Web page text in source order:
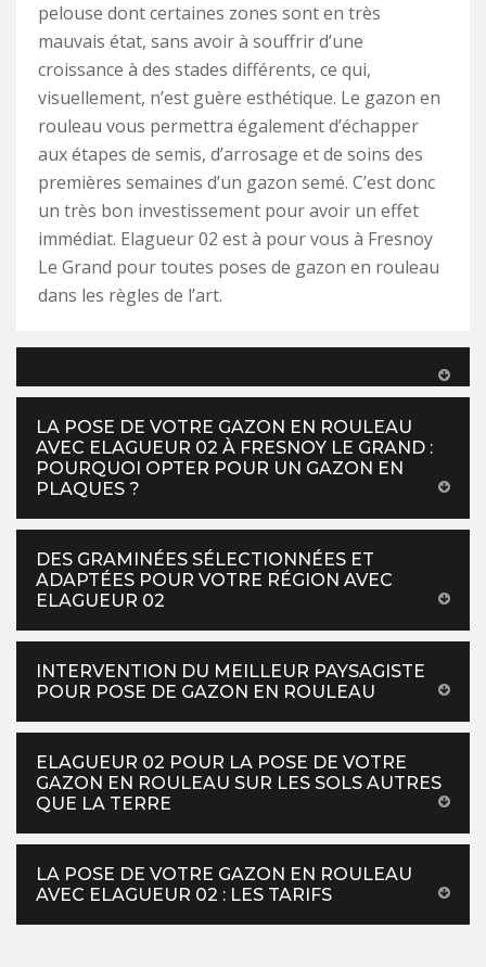
pelouse dont certaines zones sont en très
mauvais état, sans avoir à souffrir d’une
croissance à des stades différents, ce qui,
visuellement, n’est guère esthétique. Le gazon en
rouleau vous permettra également d’échapper
aux étapes de semis, d’arrosage et de soins des
premières semaines d’un gazon semé. C’est donc
un très bon investissement pour avoir un effet
immédiat. Elagueur 02 est à pour vous à Fresnoy
Le Grand pour toutes poses de gazon en rouleau
dans les règles de l’art.
LA POSE DE VOTRE GAZON EN ROULEAU
AVEC ELAGUEUR 02 À FRESNOY LE GRAND :
POURQUOI OPTER POUR UN GAZON EN
PLAQUES ?
DES GRAMINÉES SÉLECTIONNÉES ET
ADAPTÉES POUR VOTRE RÉGION AVEC
ELAGUEUR 02
INTERVENTION DU MEILLEUR PAYSAGISTE
POUR POSE DE GAZON EN ROULEAU
ELAGUEUR 02 POUR LA POSE DE VOTRE
GAZON EN ROULEAU SUR LES SOLS AUTRES
QUE LA TERRE
LA POSE DE VOTRE GAZON EN ROULEAU
AVEC ELAGUEUR 02 : LES TARIFS